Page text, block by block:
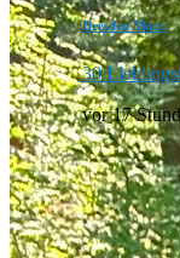
Dresden Mutti
30
vor 17